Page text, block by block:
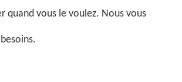
quand vous le voulez. Nous vous